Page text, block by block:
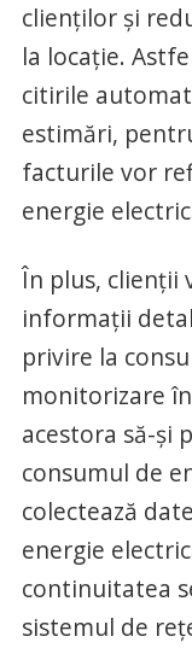
clienților și
la locație.
citirile
estimări,
facturile vor
energie
În plus, clienții
informații
privire la
monitorizare
acestora să-și
consumul de
colectează
energie
continuitatea
sistemul de